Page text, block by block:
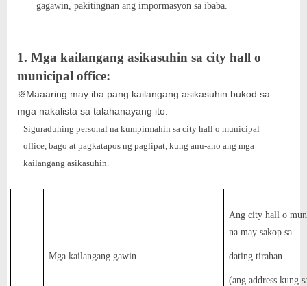
gagawin, pakitingnan ang impormasyon sa ibaba.
1. Mga kailangang asikasuhin sa city hall o
municipal office:
※ Maaaring may iba pang kailangang asikasuhin bukod sa
mga nakalista sa talahanayang ito.
Siguraduhing personal na kumpirmahin sa city hall o municipal
office, bago at pagkatapos ng paglipat, kung anu-ano ang mga
kailangang asikasuhin.
Mga kailangang gawin
Ang city hall o
na may sakop sa
dating tirahan
(ang address kung